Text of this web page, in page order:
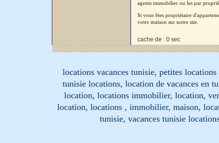
agents immobilier ou les par
Si vous êtes propriétaire
votre maison sur notre site.
cache de : 0 sec
locations vacances tunisie, petites
tunisie locations, location de vacances en
location, locations immobilier, location,
location, locations , immobilier, maison,
tunisie, vacances tunisie